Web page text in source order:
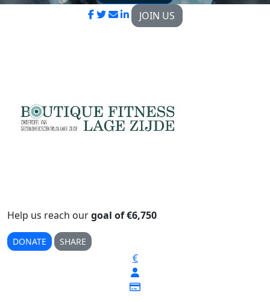
JOIN US
Help us reach ourgoal of €6,750
DONATE SHARE
€